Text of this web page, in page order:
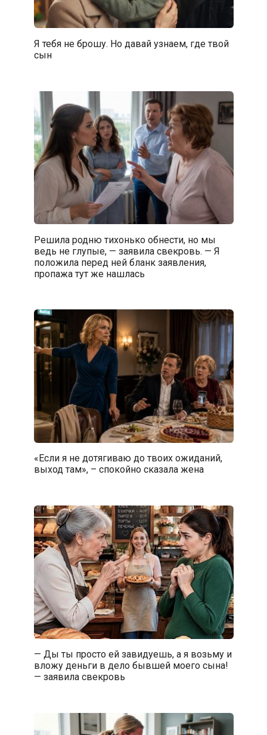
Я тебя не брошу. Но давай узнаем, где твой
сын
Решила родню тихонько обнести, но мы
ведь не глупые, — заявила свекровь. — Я
положила перед ней бланк заявления,
пропажа тут же нашлась
«Если я не дотягиваю до твоих ожиданий,
выход там», – спокойно сказала жена
— Ды ты просто ей завидуешь, а я возьму и
вложу деньги в дело бывшей моего сына!
— заявила свекровь